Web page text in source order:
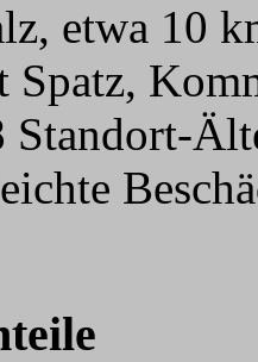
etwa 10
Spatz,
Standort-